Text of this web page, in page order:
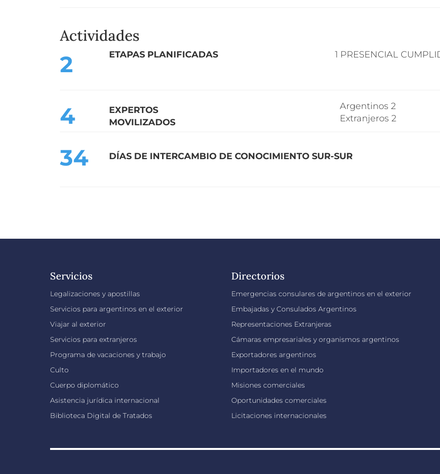
Actividades
2 ETAPAS PLANIFICADAS 1 PRESENCIAL
4
EXPERTOS
MOVILIZADOS
Argentinos 2
Extranjeros 2
34 DÍAS DE INTERCAMBIO DE CONOCIMIENTO SUR-SUR
Servicios
Legalizaciones y apostillas
Servicios para argentinos en el exterior
Viajar al exterior
Servicios para extranjeros
Programa de vacaciones y trabajo
Culto
Cuerpo diplomático
Asistencia jurídica internacional
Biblioteca Digital de Tratados
Directorios
Emergencias consulares de argentinos en el exterior
Embajadas y Consulados Argentinos
Representaciones Extranjeras
Cámaras empresariales y organismos argentinos
Exportadores argentinos
Importadores en el mundo
Misiones comerciales
Oportunidades comerciales
Licitaciones internacionales